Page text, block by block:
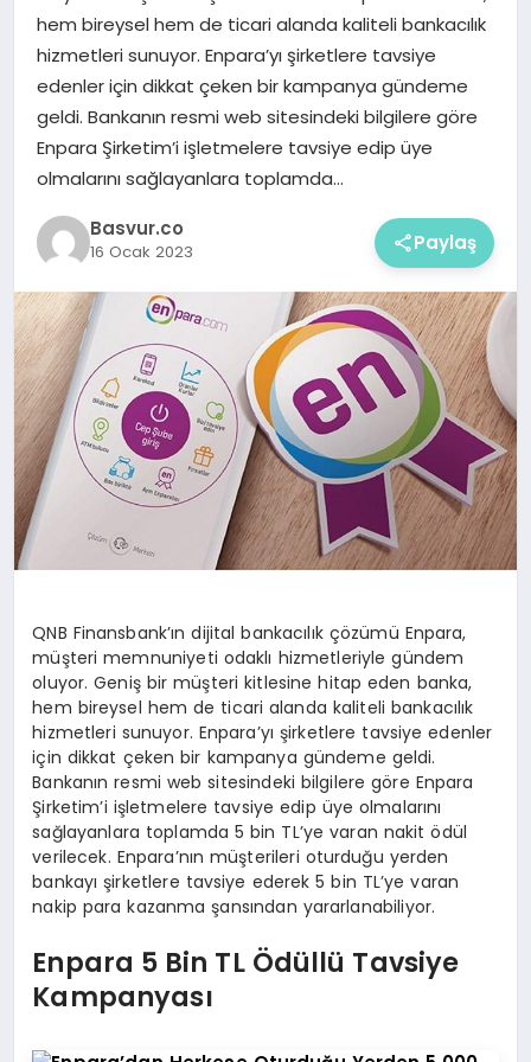
hem bireysel hem de ticari alanda kaliteli bankacılık
hizmetleri sunuyor. Enpara’yı şirketlere tavsiye
edenler için dikkat çeken bir kampanya gündeme
geldi. Bankanın resmi web sitesindeki bilgilere göre
Enpara Şirketim’i işletmelere tavsiye edip üye
olmalarını sağlayanlara toplamda…
Basvur.co
16 Ocak 2023 Paylaş
QNB Finansbank’ın dijital bankacılık çözümü Enpara,
müşteri memnuniyeti odaklı hizmetleriyle gündem
oluyor. Geniş bir müşteri kitlesine hitap eden banka,
hem bireysel hem de ticari alanda kaliteli bankacılık
hizmetleri sunuyor. Enpara’yı şirketlere tavsiye edenler
için dikkat çeken bir kampanya gündeme geldi.
Bankanın resmi web sitesindeki bilgilere göre Enpara
Şirketim’i işletmelere tavsiye edip üye olmalarını
sağlayanlara toplamda 5 bin TL’ye varan nakit ödül
verilecek. Enpara’nın müşterileri oturduğu yerden
bankayı şirketlere tavsiye ederek 5 bin TL’ye varan
nakip para kazanma şansından yararlanabiliyor.
Enpara 5 Bin TL Ödüllü Tavsiye
Kampanyası